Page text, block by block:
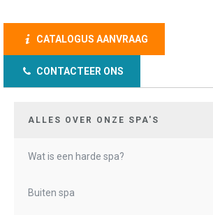
CATALOGUS AANVRAAG
CONTACTEER ONS
ALLES OVER ONZE SPA'S
Wat is een harde spa?
Buiten spa